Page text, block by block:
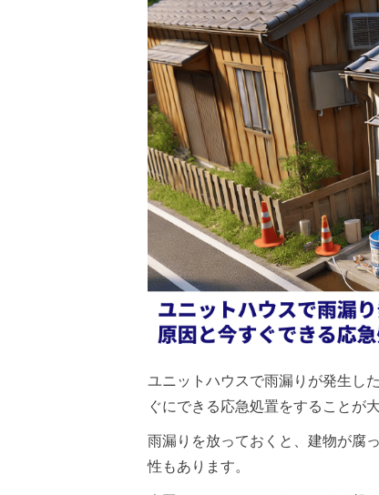
ユニットハウスで雨漏りが発生し
ぐにできる応急処置をすることが大
雨漏りを放っておくと、建物が腐
性もあります。